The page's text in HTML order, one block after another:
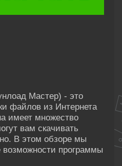
Мастер) - это
файлов из Интернета
имеет множество
вам скачивать
В этом обзоре мы
программы